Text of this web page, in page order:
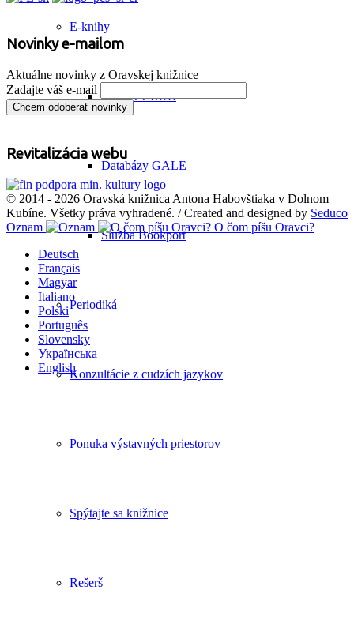
E-knihy
KUBO CLUB
Databázy GALE
Služba Bookport
Periodiká
Konzultácie z cudzích jazykov
Ponuka výstavných priestorov
Spýtajte sa knižnice
Rešerš
Novinky e-mailom
Aktuálne novinky z Oravskej knižnice
Zadajte váš e-mail
Revitalizácia webu
© 2014 - 2026 Oravská knižnica Antona Habovštiaka v Dolnom
Kubíne. Všetky práva vyhradené. / Created and designed by Seduco
Oznam
O čom píšu Oravci?
Deutsch
Français
Magyar
Italiano
Polski
Português
Slovensky
Українська
English